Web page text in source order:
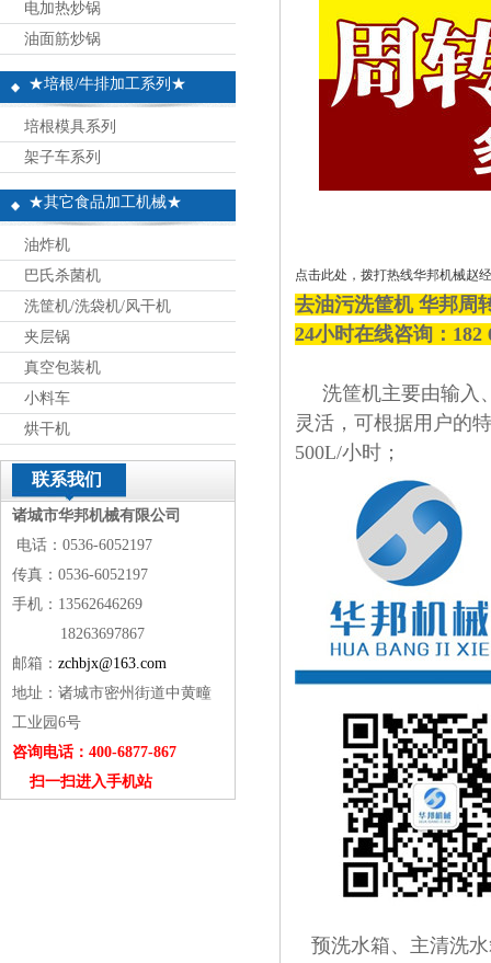
电加热炒锅
油面筋炒锅
★培根/牛排加工系列★
培根模具系列
架子车系列
★其它食品加工机械★
油炸机
巴氏杀菌机
洗筐机/洗袋机/风干机
夹层锅
真空包装机
小料车
烘干机
联系我们
诸城市华邦机械有限公司
电话：0536-6052197
传真：0536-6052197
手机：13562646269
18263697867
邮箱： zchbjx@163.com
地址：诸城市密州街道中黄疃
工业园6号
咨询电话：400-6877-867
扫一扫进入手机站
点击此处，拨打热线华邦机械赵
去油污洗筐机 华邦周
24小时在线咨询：182
洗筐机主要由输入
灵活，可根据用户的
500L/小时；
预洗水箱、主清洗